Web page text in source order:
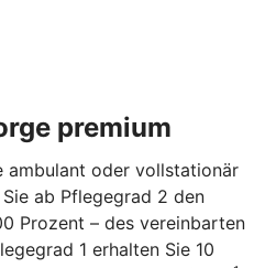
premium
ambulant oder vollstationär
ab Pflegegrad 2 den
Prozent – des vereinbarten
1 erhalten Sie 10